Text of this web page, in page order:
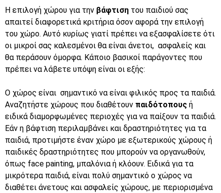
Η επιλογή χώρου για την βάφτιση του παιδιού σας
απαιτεί διαφορετικά κριτήρια όσον αφορά την επιλογή
του χώρο. Αυτό κυρίως γιατί πρέπει να εξασφαλίσετε ότι
οι μικροί σας καλεσμένοι θα είναι άνετοι, ασφαλείς και
θα περάσουν όμορφα. Κάποιο βασικοί παράγοντες που
πρέπει να λάβετε υπόψη είναι οι εξής:
Ο χώρος είναι σημαντικό να είναι φιλικός προς τα παιδιά.
Αναζητήστε χώρους που διαθέτουν παιδότοπους ή
ειδικά διαμορφωμένες περιοχές για να παίξουν τα παιδιά.
Εάν η βάφτιση περιλαμβάνει και δραστηριότητες για τα
παιδιά, προτιμήστε έναν χώρο με εξωτερικούς χώρους ή
παιδικές δραστηριότητες που μπορούν να οργανωθούν,
όπως face painting, μπαλόνια ή κλόουν. Ειδικά για τα
μικρότερα παιδιά, είναι πολύ σημαντικό ο χώρος να
διαθέτει άνετους και ασφαλείς χώρους, με περιορισμένα